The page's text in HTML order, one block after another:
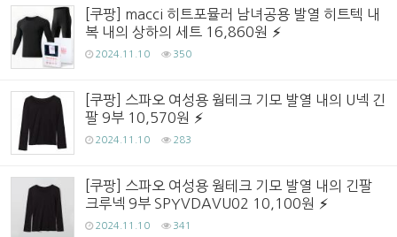
[쿠팡] macci 히트포뮬러 남녀공용 발열 히트텍 내
복 내의 상하의 세트 16,860원
2024.11.10 350
[쿠팡] 스파오 여성용 웜테크 기모 발열 내의 U넥 긴
팔 9부 10,570원
2024.11.10 283
[쿠팡] 스파오 여성용 웜테크 기모 발열 내의 긴팔
크루넥 9부 SPYVDAVU02 10,100원
2024.11.10 341